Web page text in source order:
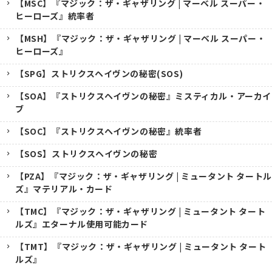
【MSC】『マジック：ザ・ギャザリング | マーベル スーパー・
ヒーローズ』統率者
【MSH】『マジック：ザ・ギャザリング | マーベル スーパー・
ヒーローズ』
【SPG】ストリクスヘイヴンの秘密(SOS)
【SOA】『ストリクスヘイヴンの秘密』ミスティカル・アーカイ
ブ
【SOC】『ストリクスヘイヴンの秘密』統率者
【SOS】ストリクスヘイヴンの秘密
【PZA】『マジック：ザ・ギャザリング | ミュータント タートル
ズ』マテリアル・カード
【TMC】『マジック：ザ・ギャザリング | ミュータント タート
ルズ』エターナル使用可能カード
【TMT】『マジック：ザ・ギャザリング | ミュータント タート
ルズ』